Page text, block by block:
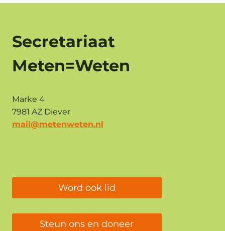
Secretariaat
Meten=Weten
Marke 4
7981 AZ Diever
mail@metenweten.nl
Word ook lid
Steun ons en doneer